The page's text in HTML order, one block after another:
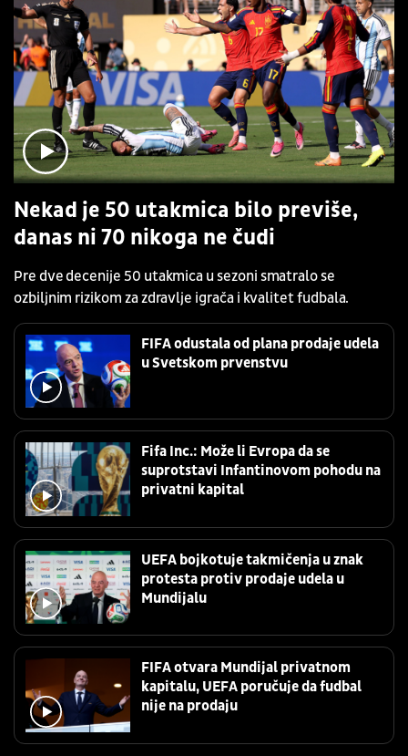
Nekad je 50 utakmica bilo previše,
danas ni 70 nikoga ne čudi
Pre dve decenije 50 utakmica u sezoni smatralo se
ozbiljnim rizikom za zdravlje igrača i kvalitet fudbala.
FIFA odustala od plana prodaje udela
u Svetskom prvenstvu
Fifa Inc.: Može li Evropa da se
suprotstavi Infantinovom pohodu na
privatni kapital
UEFA bojkotuje takmičenja u znak
protesta protiv prodaje udela u
Mundijalu
FIFA otvara Mundijal privatnom
kapitalu, UEFA poručuje da fudbal
nije na prodaju